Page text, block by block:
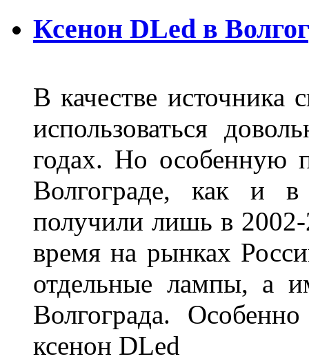
Ксенон DLed в
В качестве источника
использоваться
годах. Но особенную
Волгограде, как и
получили лишь в
время на рынках
отдельные лампы, а
Волгограда.
ксенон DLed